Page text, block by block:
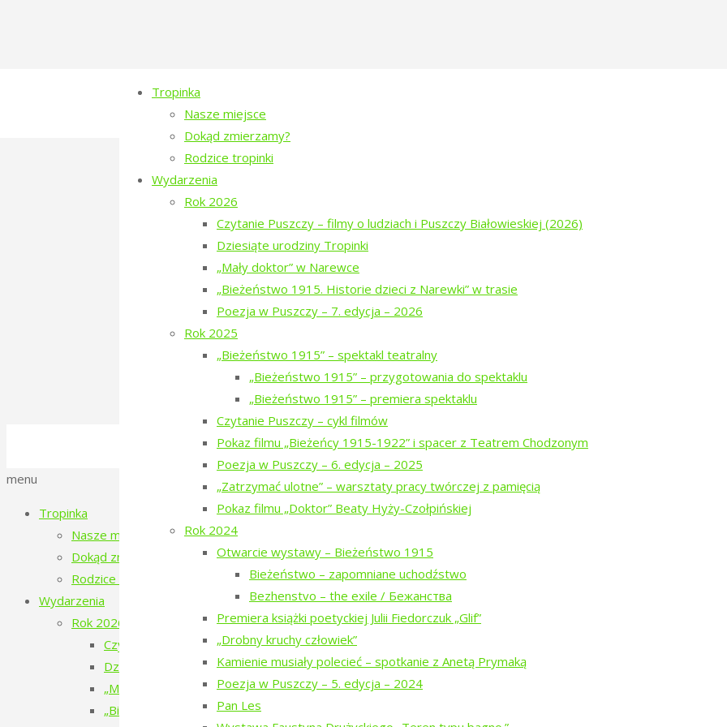
Tropinka
Nasze miejsce
Dokąd zmierzamy?
Rodzice tropinki
Wydarzenia
Rok 2026
Czytanie Puszczy – filmy o ludziach i Puszczy Białowieskiej (2026)
Dziesiąte urodziny Tropinki
„Mały doktor” w Narewce
„Bieżeństwo 1915. Historie dzieci z Narewki” w trasie
Poezja w Puszczy – 7. edycja – 2026
Rok 2025
„Bieżeństwo 1915” – spektakl teatralny
„Bieżeństwo 1915” – przygotowania do spektaklu
„Bieżeństwo 1915” – premiera spektaklu
Czytanie Puszczy – cykl filmów
Pokaz filmu „Bieżeńcy 1915-1922” i spacer z Teatrem Chodzonym
Poezja w Puszczy – 6. edycja – 2025
„Zatrzymać ulotne” – warsztaty pracy twórczej z pamięcią
Pokaz filmu „Doktor” Beaty Hyży-Czołpińskiej
Rok 2024
Otwarcie wystawy – Bieżeństwo 1915
Bieżeństwo – zapomniane uchodźstwo
Bezhenstvo – the exile / Бежанства
Premiera książki poetyckiej Julii Fiedorczuk „Glif”
„Drobny kruchy człowiek”
Kamienie musiały polecieć – spotkanie z Anetą Prymaką
Poezja w Puszczy – 5. edycja – 2024
Pan Les
8QLPkiUQCkIcywaAw=w1415-h599
pixels
Wystawa
Previous image
©2016-2026 Stowarzyszenie na Rzecz Dialogu „Tropinka”
menu
Tropinka
Nasze miejsce
Dokąd zmierzamy?
Rodzice tropinki
Wydarzenia
Rok 2026
Czytanie Puszczy – filmy o ludziach i Puszczy Białowieskiej (2026)
Dziesiąte urodziny Tropinki
„Mały doktor” w Narewce
„Bieżeństwo 1915. Historie dzieci z Narewki” w trasie